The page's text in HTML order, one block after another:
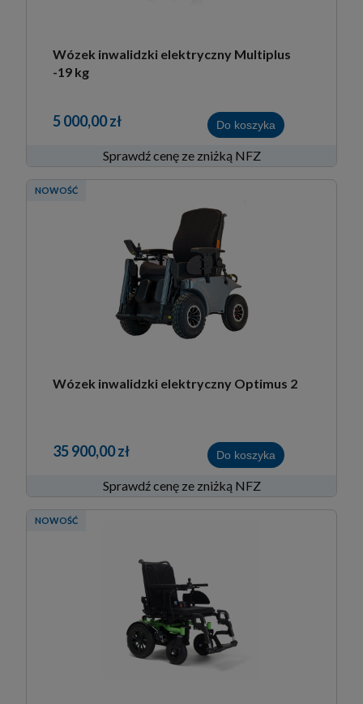
Wózek inwalidzki elektryczny Multiplus
-19 kg
5 000,00 zł Do koszyka
Sprawdź cenę ze zniżką NFZ
Wózek inwalidzki elektryczny Optimus 2
35 900,00 zł Do koszyka
Sprawdź cenę ze zniżką NFZ
NOWOŚĆ
NOWOŚĆ